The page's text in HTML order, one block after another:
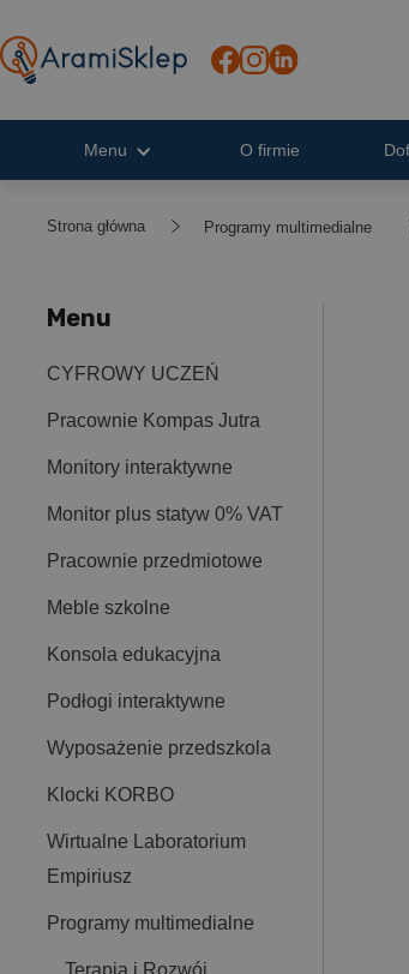
Menu O firmie
Strona główna Programy multimedialne
Menu
CYFROWY UCZEŃ
Pracownie Kompas Jutra
Monitory interaktywne
Monitor plus statyw 0% VAT
Pracownie przedmiotowe
Meble szkolne
Konsola edukacyjna
Podłogi interaktywne
Wyposażenie przedszkola
Klocki KORBO
Wirtualne Laboratorium
Empiriusz
Programy multimedialne
Terapia i Rozwój